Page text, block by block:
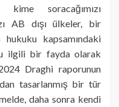
kime soracağımızı
AB dışı ülkeler, bir
hukuku kapsamındaki
ilgili bir fayda olarak
Draghi raporunun
tasarlanmış bir tür
daha sonra kendi